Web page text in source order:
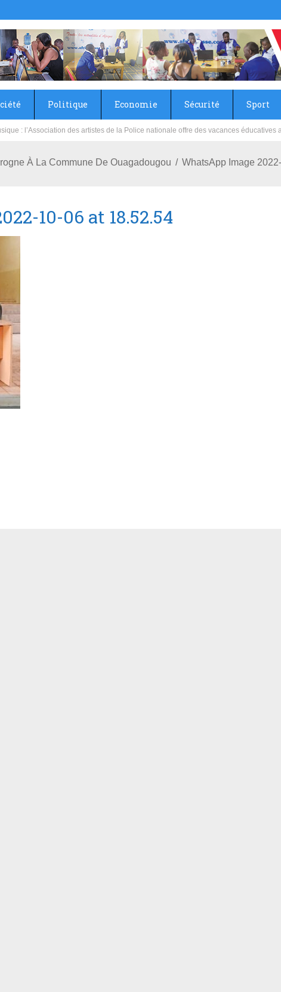
Politique Economie Sécurité Sport
rénove les écoles primaire et collège du Camp Général Aboubacar Sangoulé
À La Commune De Ouagadougou WhatsApp Image
10-06 at 18.52.54